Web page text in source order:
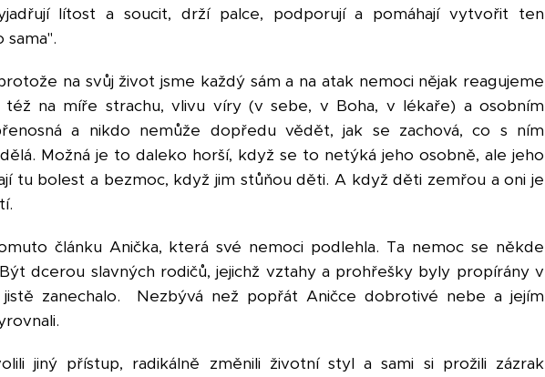
lítost a soucit, drží palce, podporují a pomáhají vytvořit ten
sama".
na svůj život jsme každý sám a na atak nemoci nějak reagujeme
též na míře strachu, vlivu víry (v sebe, v Boha, v lékaře) a osobním
a nikdo nemůže dopředu vědět, jak se zachová, co s ním
Možná je to daleko horší, když se to netýká jeho osobně, ale jeho
tu bolest a bezmoc, když jim stůňou děti. A když děti zemřou a oni je
článku Anička, která své nemoci podlehla. Ta nemoc se někde
dcerou slavných rodičů, jejichž vztahy a prohřešky byly propírány v
zanechalo. Nezbývá než popřát Aničce dobrotivé nebe a jejím
jiný přístup, radikálně změnili životní styl a sami si prožili zázrak